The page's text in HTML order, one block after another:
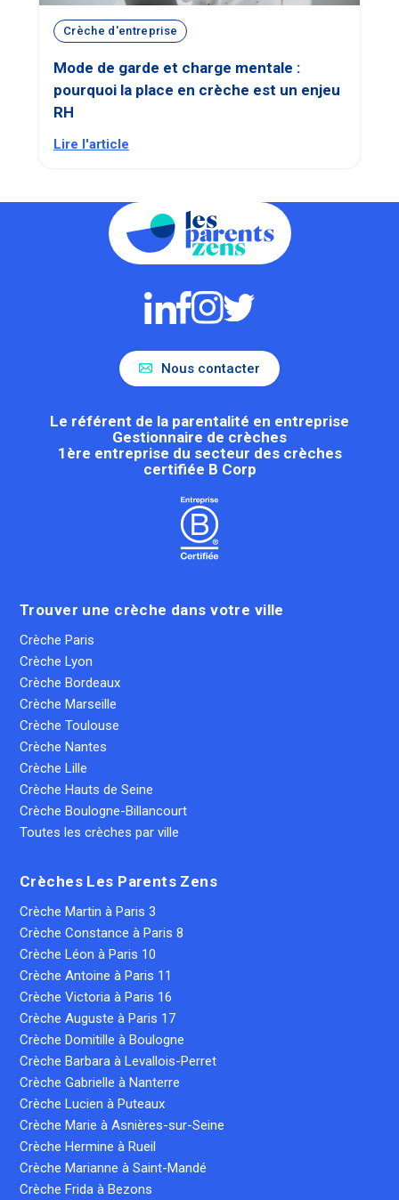
Crèche d'entreprise
Mode de garde et charge mentale :
pourquoi la place en crèche est un enjeu
RH
Lire l'article
Nous contacter
Le référent de la parentalité en entreprise
Gestionnaire de crèches
1ère entreprise du secteur des crèches
certifiée B Corp
Trouver une crèche dans votre ville
Crèche Paris
Crèche Lyon
Crèche Bordeaux
Crèche Marseille
Crèche Toulouse
Crèche Nantes
Crèche Lille
Crèche Hauts de Seine
Crèche Boulogne-Billancourt
Toutes les crèches par ville
Crèches Les Parents Zens
Crèche Martin à Paris 3
Crèche Constance à Paris 8
Crèche Léon à Paris 10
Crèche Antoine à Paris 11
Crèche Victoria à Paris 16
Crèche Auguste à Paris 17
Crèche Domitille à Boulogne
Crèche Barbara à Levallois-Perret
Crèche Gabrielle à Nanterre
Crèche Lucien à Puteaux
Crèche Marie à Asnières-sur-Seine
Crèche Hermine à Rueil
Crèche Marianne à Saint-Mandé
Crèche Frida à Bezons